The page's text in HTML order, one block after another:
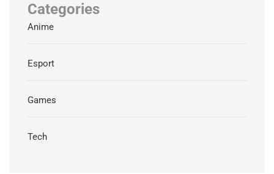
Categories
Anime
Esport
Games
Tech